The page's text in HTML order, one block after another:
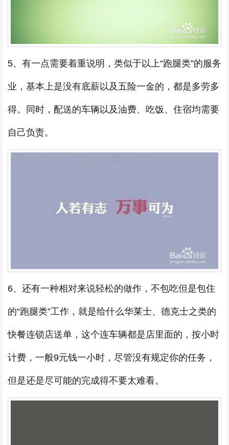
5、有一点需要着重说明，类似于以上“跑腿类”的服务
业，基本上是没有底薪以及五险一金的，都是多劳多
得。同时，配送的车辆以及油费、吃饭、住宿均需要
自己负责。
6、还有一种相对来说轻松的做作，不包吃但是包住
的“跑腿类”工作，就是给什么华莱士、德克士之类的
快餐连锁店送单，这个连车辆都是店里面的，按小时
计费，一般9元钱一小时，尽管没有规定你的任务，
但是还是尽可能的完成得不要太难看。